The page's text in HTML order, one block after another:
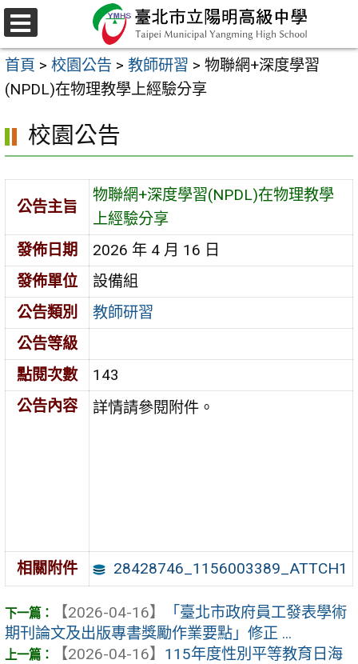
跳
至
主
要
容
區
選
單
首頁 > 校園公告 > 教師研習 > 物聯網+深度學習
(NPDL)在物理教學上經驗分享
校園公告
公告主旨
物聯網+深度學習(NPDL)在物理教學
上經驗分享
發佈日期
2026 年 4 月 16 日
發佈單位
設備組
公告類別
教師研習
公告等級
點閱次數
143
公告內容
詳情請參閱附件。
相關附件 28428746_1156003389_ATTCH1
【2026-04-16】
「臺北市政府員工發表學術
期刊論文及出版專書獎勵作業要點」修正 ...
【2026-04-16】 115年度性別平等教育日海